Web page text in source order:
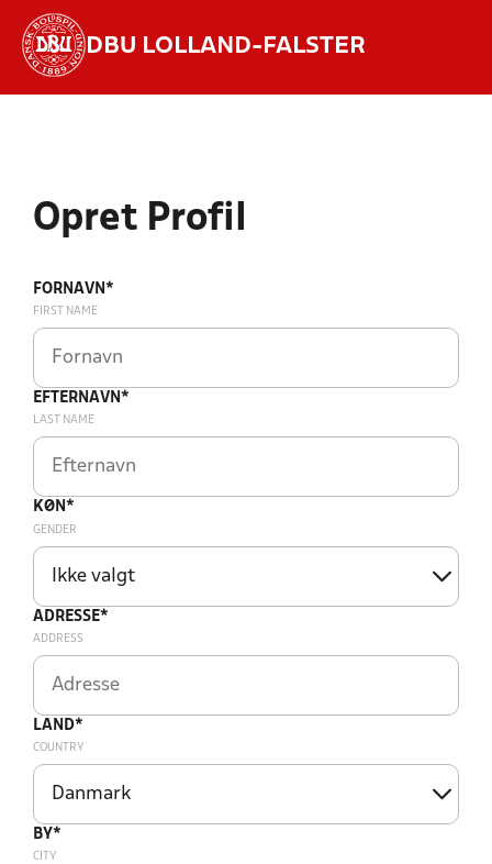
DBU LOLLAND-FALSTER
STILLINGER, RESULTATER, KLUBBER OG
Opret Profil
FORNAVN*
FIRST NAME
EFTERNAVN*
LAST NAME
KØN*
GENDER
ADRESSE*
ADDRESS
LAND*
COUNTRY
BY*
CITY